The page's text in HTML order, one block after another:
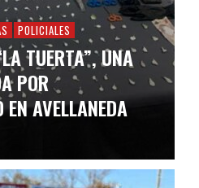
POLICIALES
TUERTA”, UNA
POR
EN AVELLANEDA